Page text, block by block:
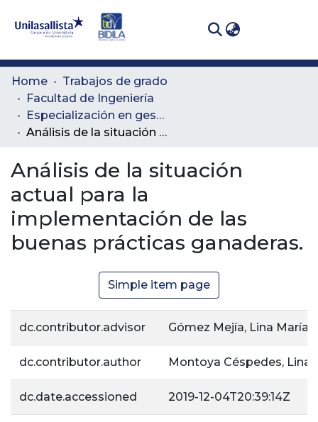
Communities
& Collections
All of DSpace
Statistics
Home
Trabajos de grado
Facultad de Ingeniería
Especialización en gestión integral de residuos sólidos y peligrosos
Análisis de la situación actual para la implementación de las buenas prácticas ganaderas.
Análisis de la situación
actual para la
implementación de las
buenas prácticas ganaderas.
Simple item page
dc.contributor.advisor Gómez Mejía, Lina María
dc.contributor.author Montoya Céspedes, Lina
dc.date.accessioned 2019-12-04T20:39:14Z